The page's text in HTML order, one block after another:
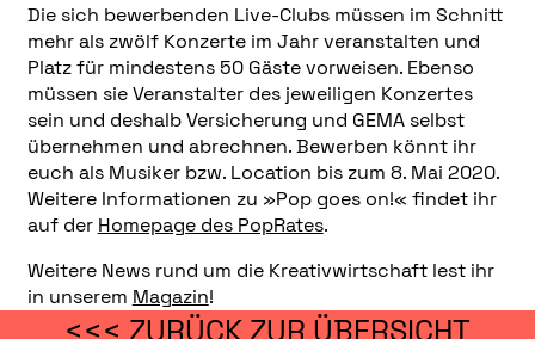
Die sich bewerbenden Live-Clubs müssen im Schnitt
mehr als zwölf Konzerte im Jahr veranstalten und
Platz für mindestens 50 Gäste vorweisen. Ebenso
müssen sie Veranstalter des jeweiligen Konzertes
sein und deshalb Versicherung und GEMA selbst
übernehmen und abrechnen. Bewerben könnt ihr
euch als Musiker bzw. Location bis zum 8. Mai 2020.
Weitere Informationen zu »Pop goes on!« findet ihr
auf der Homepage des PopRates.
Weitere News rund um die Kreativwirtschaft lest ihr
in unserem Magazin!
<<< ZURÜCK ZUR ÜBERSICHT